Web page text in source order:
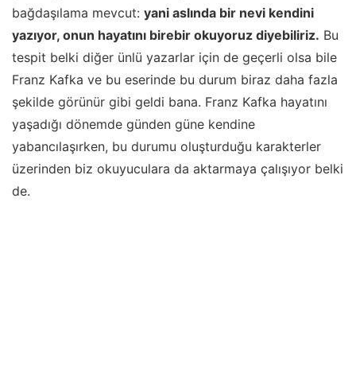
bağdaşılama mevcut: yani aslında bir nevi kendini
yazıyor, onun hayatını birebir okuyoruz diyebiliriz. Bu
tespit belki diğer ünlü yazarlar için de geçerli olsa bile
Franz Kafka ve bu eserinde bu durum biraz daha fazla
şekilde görünür gibi geldi bana. Franz Kafka hayatını
yaşadığı dönemde günden güne kendine
yabancılaşırken, bu durumu oluşturduğu karakterler
üzerinden biz okuyuculara da aktarmaya çalışıyor belki
de.